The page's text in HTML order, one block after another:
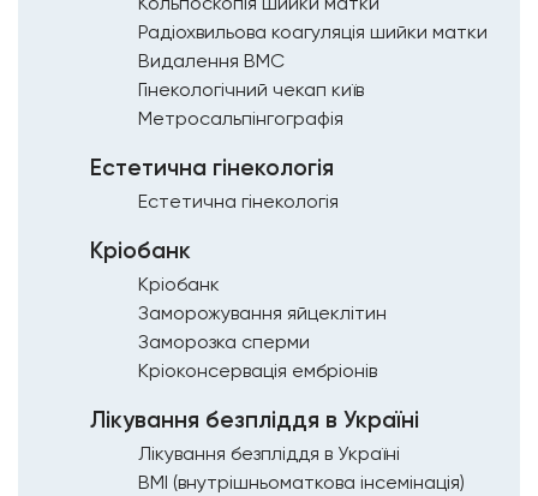
Радіохвильова коагуляція шийки матки
Видалення ВМС
Гінекологічний чекап київ
Метросальпінгографія
Естетична гінекологія
Естетична гінекологія
Кріобанк
Кріобанк
Заморожування яйцеклітин
Заморозка сперми
Кріоконсервація ембріонів
Лікування безпліддя в Україні
Лікування безпліддя в Україні
ВМІ (внутрішньоматкова інсемінація)